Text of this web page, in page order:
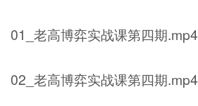
01_老高博弈实战课第四期.mp4
02_老高博弈实战课第四期.mp4